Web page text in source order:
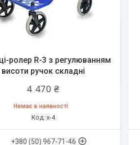
ролер R-3 з регулюванням
висоти ручок складні
4 470 ₴
Немає в наявності
х-4
+380 (50) 967-71-46